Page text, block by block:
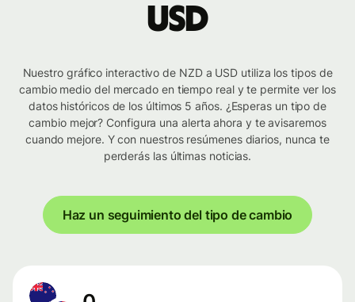
USD
Nuestro gráfico interactivo de NZD a USD utiliza los tipos de
cambio medio del mercado en tiempo real y te permite ver los
datos históricos de los últimos 5 años. ¿Esperas un tipo de
cambio mejor? Configura una alerta ahora y te avisaremos
cuando mejore. Y con nuestros resúmenes diarios, nunca te
perderás las últimas noticias.
Haz un seguimiento del tipo de cambio